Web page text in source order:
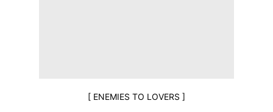
[ ENEMIES TO LOVERS ]